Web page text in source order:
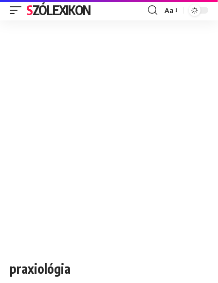
SZÓLEXIKON
Font
Aa
praxiológia